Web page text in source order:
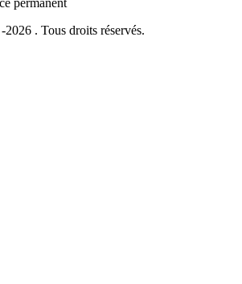
. Tous droits réservés.